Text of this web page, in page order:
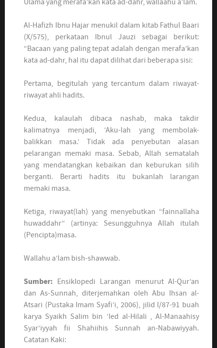
Ulama yang merafa’kan kata ad-dahr, wallaahu a’lam.
Al-Hafizh Ibnu Hajar menukil dalam kitab Fathul Baari
(X/575), perkataan Ibnul Jauzi sebagai berikut:
“Bacaan yang paling tepat adalah dengan merafa’kan
kata ad-dahr, hal itu dapat dilihat dari beberapa sisi:
Pertama, begitulah yang tercantum dalam riwayat-
riwayat ahli hadits.
Kedua, kalaulah dibaca nashab, maka takdir
kalimatnya menjadi, ‘Aku-lah yang membolak-
balikkan masa.’ Tidak ada penyebutan alasan
pelarangan memaki masa. Sebab, Allah sematalah
yang mendatangkan kebaikan dan keburukan silih
berganti. Berarti hadits itu bukanlah larangan
memaki masa.
Ketiga, riwayat(lah) yang menyebutkan “fainnallaha
huwaddahr” (artinya: Sesungguhnya Allah itulah
(Pencipta)masa.
Wallahu a’lam bish-shawwab.
Sumber: Ensiklopedi Larangan menurut Al-Qur’an
dan As-Sunnah, diterjemahkan oleh Abu Ihsan al-
Atsari (Pustaka Imam Syafi’i, 2006), jilid I/87-91 buah
karya Syaikh Salim bin ‘Ied al-Hilali , Al-Manaahisy
Syar’iyyah fii Shahiihis Sunnah an-Nabawiyyah.
Catatan Kaki: